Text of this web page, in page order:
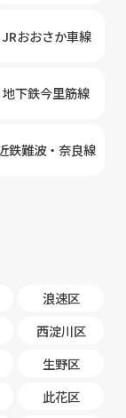
JRおおさか車線
地下鉄今里筋線
鉄難波・奈良線
浪速区
西淀川区
生野区
此花区